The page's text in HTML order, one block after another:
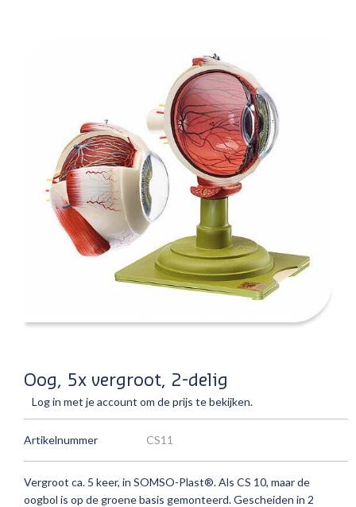
Oog, 5x vergroot, 2-delig
Log in met je account om de prijs te bekijken.
Artikelnummer CS11
Vergroot ca. 5 keer, in SOMSO-Plast®.Als CS 10, maar de
oogbol is op de groene basis gemonteerd.Gescheiden in 2